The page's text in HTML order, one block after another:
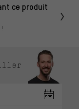
ce produit
!